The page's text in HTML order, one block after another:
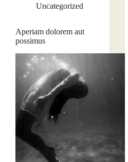
Uncategorized
Aperiam dolorem aut
possimus